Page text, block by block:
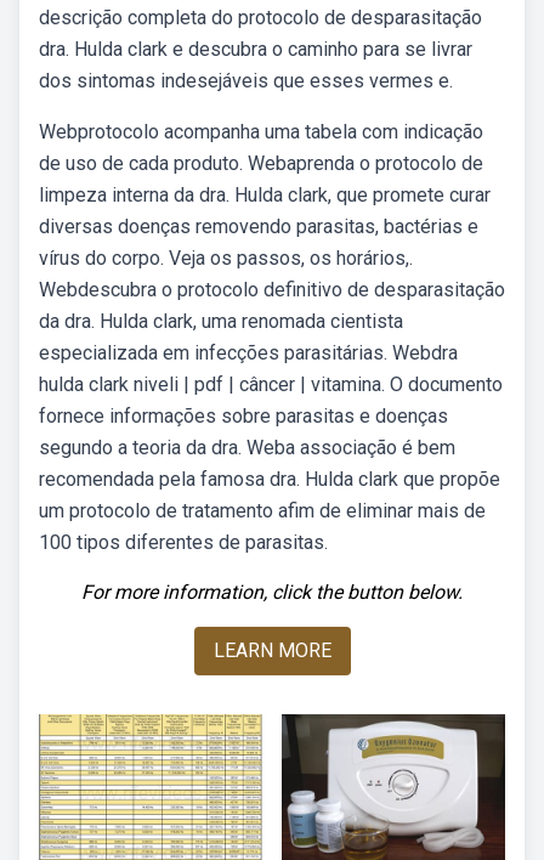
descrição completa do protocolo de desparasitação
dra. Hulda clark e descubra o caminho para se livrar
dos sintomas indesejáveis que esses vermes e.
Webprotocolo acompanha uma tabela com indicação
de uso de cada produto. Webaprenda o protocolo de
limpeza interna da dra. Hulda clark, que promete curar
diversas doenças removendo parasitas, bactérias e
vírus do corpo. Veja os passos, os horários,.
Webdescubra o protocolo definitivo de desparasitação
da dra. Hulda clark, uma renomada cientista
especializada em infecções parasitárias. Webdra
hulda clark niveli | pdf | câncer | vitamina. O documento
fornece informações sobre parasitas e doenças
segundo a teoria da dra. Weba associação é bem
recomendada pela famosa dra. Hulda clark que propõe
um protocolo de tratamento afim de eliminar mais de
100 tipos diferentes de parasitas.
For more information, click the button below.
LEARN MORE